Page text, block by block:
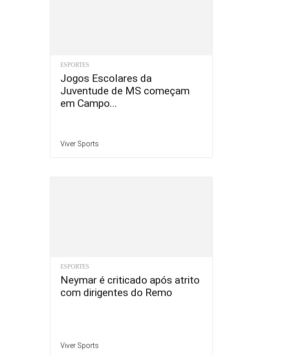
ESPORTES
Jogos Escolares da
Juventude de MS começam
em Campo...
Viver Sports
ESPORTES
Neymar é criticado após atrito
com dirigentes do Remo
Viver Sports